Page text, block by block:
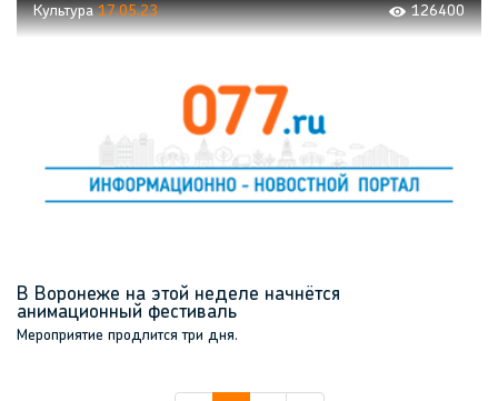
Культура17.05.23 126400
В Воронеже на этой неделе начнётся
анимационный фестиваль
Мероприятие продлится три дня.